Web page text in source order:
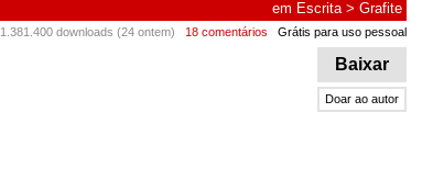
em Escrita> Grafite
1.381.400 downloads (24 ontem) 18 comentários Grátis para uso pessoal
Baixar
Doar ao autor